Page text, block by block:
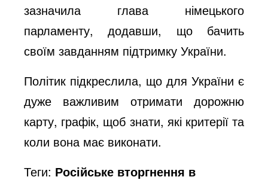
зазначила глава німецького
парламенту, додавши, що бачить
своїм завданням підтримку України.
Політик підкреслила, що для України є
дуже важливим отримати дорожню
карту, графік, щоб знати, які критерії та
коли вона має виконати.
Теги: Російське вторгнення в